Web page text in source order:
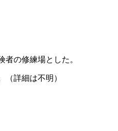
の修練場とした。
詳細は不明）